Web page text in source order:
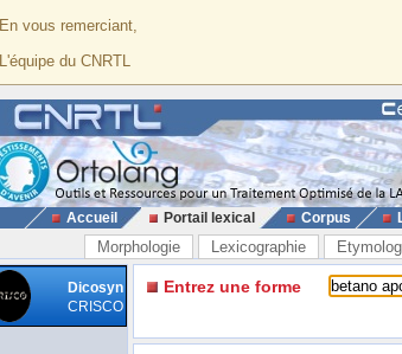
En vous remerciant,
L'équipe du CNRTL
Accueil Portail lexical Corpus
Morphologie Lexicographie
Dicosyn
CRISCO
Entrez une forme